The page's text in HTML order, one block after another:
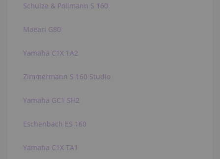
Schulze & Pollmann S 160
Maeari G80
Yamaha C1X TA2
Zimmermann S 160 Studio
Yamaha GC1 SH2
Eschenbach ES 160
Yamaha C1X TA1